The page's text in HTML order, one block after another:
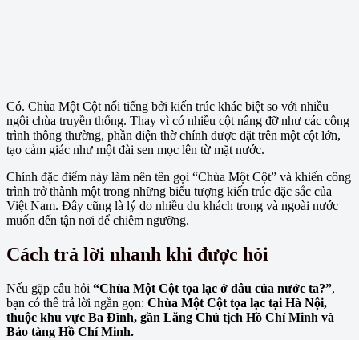
Có. Chùa Một Cột nổi tiếng bởi kiến trúc khác biệt so với nhiều
ngôi chùa truyền thống. Thay vì có nhiều cột nâng đỡ như các công
trình thông thường, phần điện thờ chính được đặt trên một cột lớn,
tạo cảm giác như một đài sen mọc lên từ mặt nước.
Chính đặc điểm này làm nên tên gọi “Chùa Một Cột” và khiến công
trình trở thành một trong những biểu tượng kiến trúc đặc sắc của
Việt Nam. Đây cũng là lý do nhiều du khách trong và ngoài nước
muốn đến tận nơi để chiêm ngưỡng.
Cách trả lời nhanh khi được hỏi
Nếu gặp câu hỏi “Chùa Một Cột tọa lạc ở đâu của nước ta?”,
bạn có thể trả lời ngắn gọn: Chùa Một Cột tọa lạc tại Hà Nội,
thuộc khu vực Ba Đình, gần Lăng Chủ tịch Hồ Chí Minh và
Bảo tàng Hồ Chí Minh.